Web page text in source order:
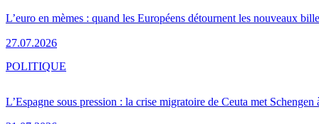
L’euro en mèmes : quand les Européens détournent les nouveaux
27.07.2026
L’Espagne sous pression : la crise migratoire de Ceuta met Schengen
POLITIQUE